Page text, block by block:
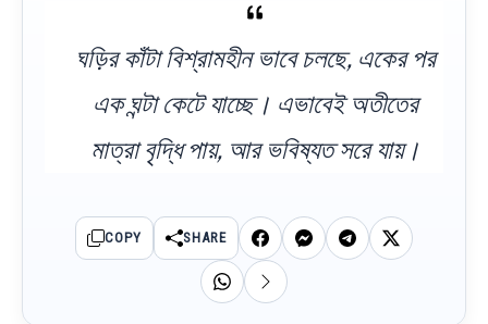
ঘড়ির কাঁটা বিশ্রামহীন ভাবে চলছে, একের পর
এক ঘন্টা কেটে যাচ্ছে। এভাবেই অতীতের
মাত্রা বৃদ্ধি পায়, আর ভবিষ্যত সরে যায়।
COPY SHARE